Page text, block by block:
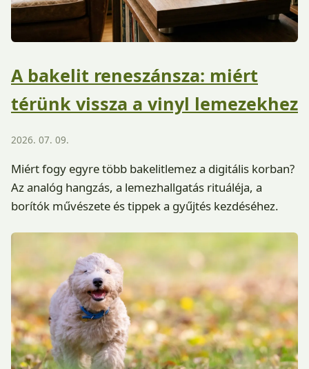
A bakelit reneszánsza: miért
térünk vissza a vinyl lemezekhez
2026. 07. 09.
Miért fogy egyre több bakelitlemez a digitális korban?
Az analóg hangzás, a lemezhallgatás rituáléja, a
borítók művészete és tippek a gyűjtés kezdéséhez.